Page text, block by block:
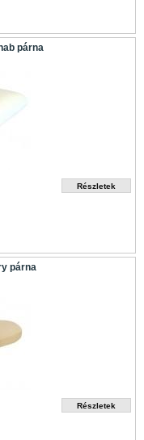
párna
párna